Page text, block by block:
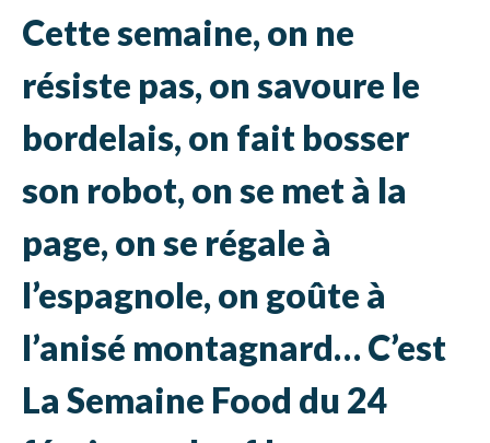
Cette semaine, on ne
résiste pas, on savoure le
bordelais, on fait bosser
son robot, onse met à la
page, onse régale à
l’espagnole, on goûte à
l’anisé montagnard… C’est
La Semaine Food du 24